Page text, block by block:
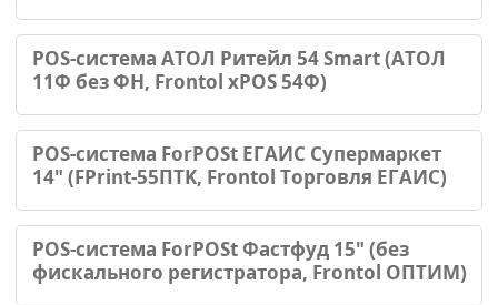
POS-система АТОЛ Ритейл 54 Smart (АТОЛ
11Ф без ФН, Frontol xPOS 54Ф)
POS-система ForPOSt ЕГАИС Супермаркет
14" (FPrint-55ПТK, Frontol Торговля ЕГАИС)
POS-система ForPOSt Фастфуд 15" (без
фискального регистратора, Frontol ОПТИМ)